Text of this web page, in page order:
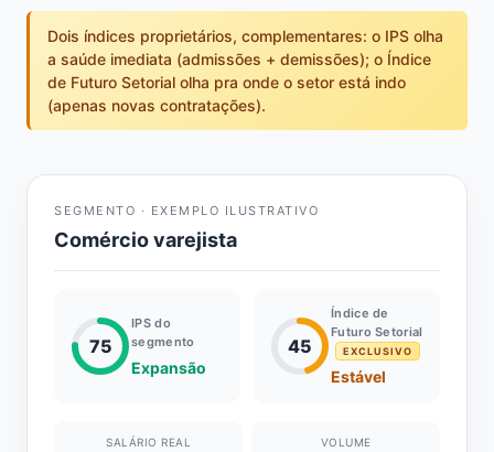
Dois índices proprietários, complementares: o IPS olha
a saúde imediata (admissões + demissões); o Índice
de Futuro Setorial olha pra onde o setor está indo
(apenas novas contratações).
SEGMENTO · EXEMPLO ILUSTRATIVO
Comércio varejista
75
IPS do
segmento
Expansão
45
Índice de
Futuro Setorial
EXCLUSIVO
Estável
SALÁRIO REAL VOLUME